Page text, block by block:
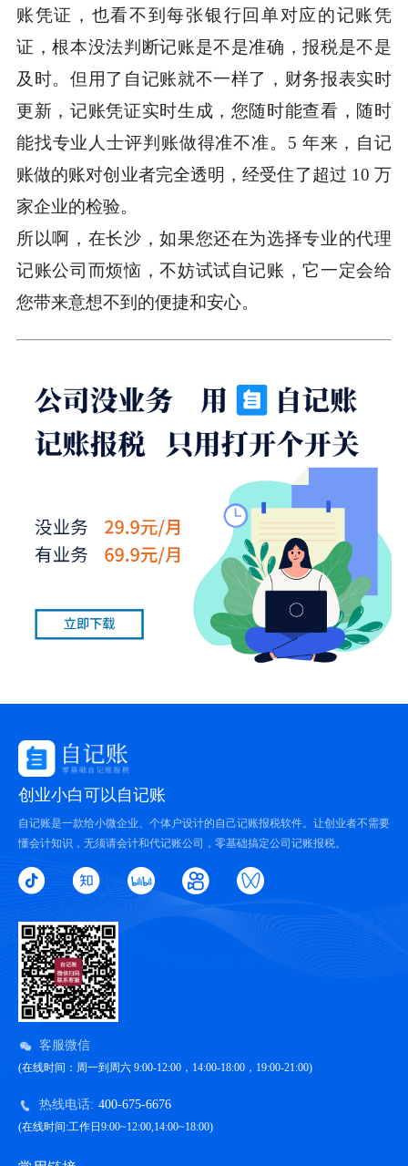
账凭证，也看不到每张银行回单对应的记账凭
证，根本没法判断记账是不是准确，报税是不是
及时。但用了自记账就不一样了，财务报表实时
更新，记账凭证实时生成，您随时能查看，随时
能找专业人士评判账做得准不准。5 年来，自记
账做的账对创业者完全透明，经受住了超过 10 万
家企业的检验。
所以啊，在长沙，如果您还在为选择专业的代理
记账公司而烦恼，不妨试试自记账，它一定会给
您带来意想不到的便捷和安心。
创业小白可以自记账
自记账是一款给小微企业、个体户设计的自己记账报税软件。让创业者不需要
懂会计知识，无须请会计和代记账公司，零基础搞定公司记账报税。
客服微信
(在线时间：周一到周六 9:00-12:00，14:00-18:00，19:00-21:00)
热线电话: 400-675-6676
(在线时间:工作日9:00~12:00,14:00~18:00)